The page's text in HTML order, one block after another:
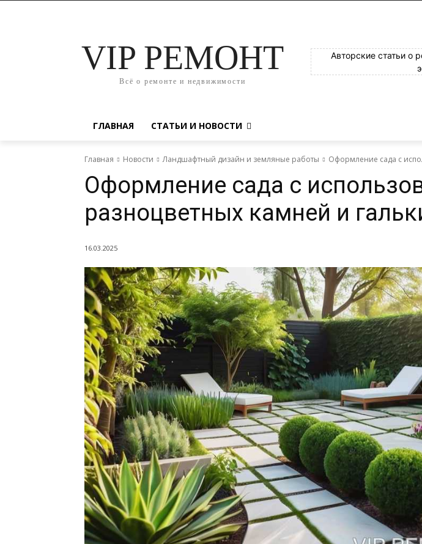
VIP РЕМОНТ
Всё о ремонте и недвижимости
Авторские статьи о
ГЛАВНАЯ СТАТЬИ И НОВОСТИ
Главная Новости Ландшафтный дизайн и земляные работы Оформление сада с
Оформление сада с
разноцветных камней и
16.03.2025